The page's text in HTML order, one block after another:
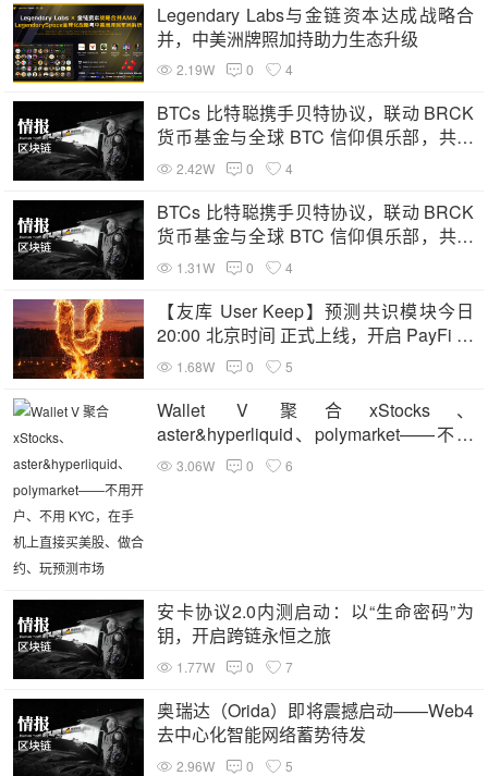
Legendary Labs与金链资本达成战略合
并，中美洲牌照加持助力生态升级
2.19W 0 4
BTCs 比特聪携手贝特协议，联动 BRCK
货币基金与全球 BTC 信仰俱乐部，共筑
全球合规去中心化金融新生态
2.42W 0 4
BTCs 比特聪携手贝特协议，联动 BRCK
货币基金与全球 BTC 信仰俱乐部，共筑
全球合规去中心化金融新生态
1.31W 0 4
【友库 User Keep】预测共识模块今日
20:00 北京时间 正式上线，开启 PayFi 认
知结算新纪元
1.68W 0 5
Wallet V 聚合xStocks、
aster&hyperliquid、polymarket——不用
开户、不用 KYC，在手机上直接买美
股、做合约、玩预测市场
3.06W 0 6
安卡协议2.0内测启动：以“生命密码”为
钥，开启跨链永恒之旅
1.77W 0 7
奥瑞达（Orida）即将震撼启动——Web4
去中心化智能网络蓄势待发
2.96W 0 5